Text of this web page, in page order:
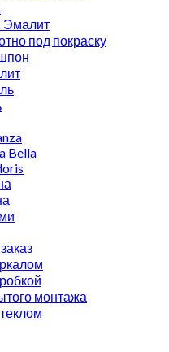
под покраску
Bella
монтажа